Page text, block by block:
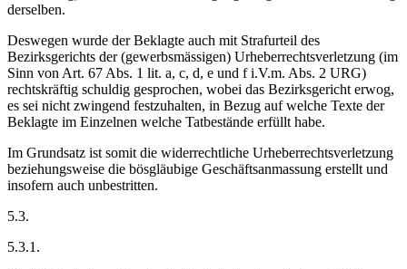
derselben.
Deswegen wurde der Beklagte auch mit Strafurteil des
Bezirksgerichts der (gewerbsmässigen) Urheberrechtsverletzung (im
Sinn von Art. 67 Abs. 1 lit. a, c, d, e und f i.V.m. Abs. 2 URG)
rechtskräftig schuldig gesprochen, wobei das Bezirksgericht erwog,
es sei nicht zwingend festzuhalten, in Bezug auf welche Texte der
Beklagte im Einzelnen welche Tatbestände erfüllt habe.
Im Grundsatz ist somit die widerrechtliche Urheberrechtsverletzung
beziehungsweise die bösgläubige Geschäftsanmassung erstellt und
insofern auch unbestritten.
5.3.
5.3.1.